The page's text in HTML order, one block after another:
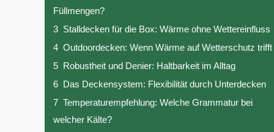
Füllmengen?
3 Stalldecken für die Box: Wärme ohne Wettereinfluss
4 Outdoordecken: Wenn Wärme auf Wetterschutz trifft
5 Robustheit und Denier: Haltbarkeit im Alltag
6 Das Deckensystem: Flexibilität durch Unterdecken
7 Temperaturempfehlung: Welche Grammatur bei
welcher Kälte?